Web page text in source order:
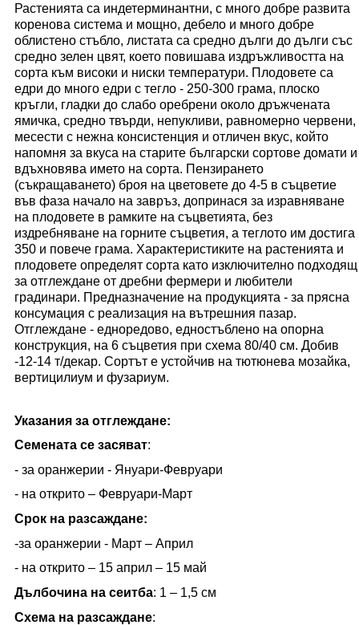
Растенията са индетерминантни, с много добре развита
коренова система и мощно, дебело и много добре
облистено стъбло, листата са средно дълги до дълги със
средно зелен цвят, което повишава издръжливостта на
сорта към високи и ниски температури. Плодовете са
едри до много едри с тегло - 250-300 грама, плоско
кръгли, гладки до слабо оребрени около дръжчената
ямичка, средно твърди, непукливи, равномерно червени,
месести с нежна консистенция и отличен вкус, който
напомня за вкуса на старите български сортове домати и
вдъхновява името на сорта. Пензирането
(съкращаването) броя на цветовете до 4-5 в съцветие
във фаза начало на завръз, допринася за изравняване
на плодовете в рамките на съцветията, без
издребняване на горните съцветия, а теглото им достига
350 и повече грама. Характеристиките на растенията и
плодовете определят сорта като изключително подходящ
за отглеждане от дребни фермери и любители
градинари. Предназначение на продукцията - за прясна
консумация с реализация на вътрешния пазар.
Отглеждане - едноредово, едностъблено на опорна
конструкция, на 6 съцветия при схема 80/40 см. Добив
-12-14 т/декар. Сортът е устойчив на тютюнева мозайка,
вертицилиум и фузариум.
Указания за отглеждане:
Семената се засяват:
- за оранжерии - Януари-Февруари
- на открито – Февруари-Март
Срок на разсаждане:
-за оранжерии - Март – Април
- на открито – 15 април – 15 май
Дълбочина на сеитба: 1 – 1,5 см
Схема на разсаждане: